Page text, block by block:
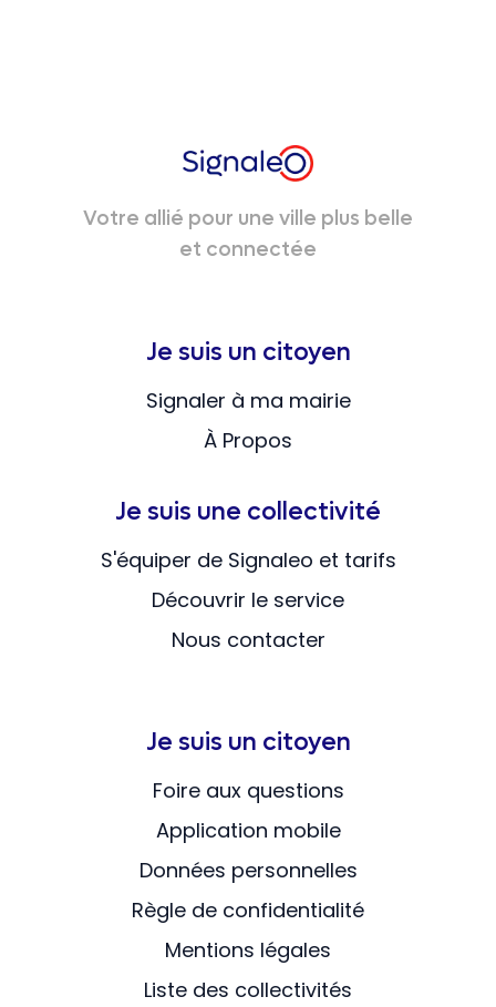
Votre allié pour une ville plus belle
et connectée
Je suis un citoyen
Signaler à ma mairie
À Propos
Je suis une collectivité
S'équiper de Signaleo et tarifs
Découvrir le service
Nous contacter
Je suis un citoyen
Foire aux questions
Application mobile
Données personnelles
Règle de confidentialité
Mentions légales
Liste des collectivités